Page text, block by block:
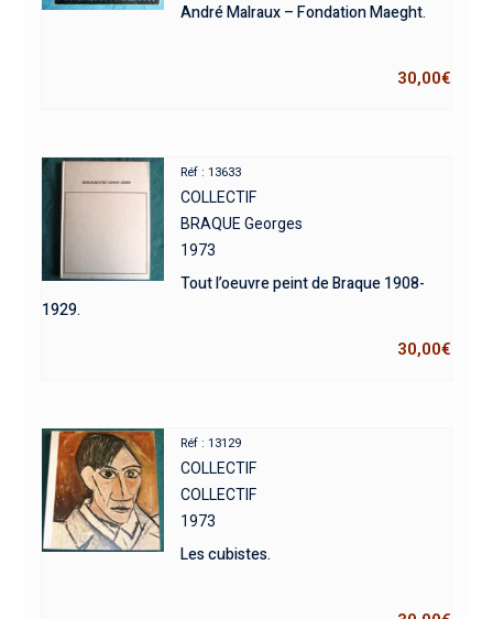
André Malraux – Fondation Maeght.
30,00€
Réf : 13633
COLLECTIF
BRAQUE Georges
1973
Tout l’oeuvre peint de Braque 1908-
1929.
30,00€
Réf : 13129
COLLECTIF
COLLECTIF
1973
Les cubistes.